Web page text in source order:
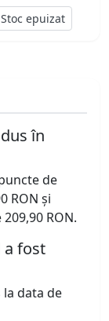
Stoc epuizat
în
de
RON și
RON.
a fost
la data de